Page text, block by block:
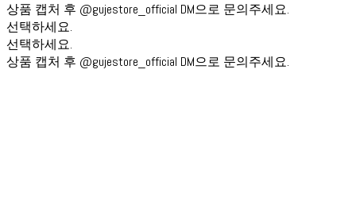
상품 캡처 후 @gujestore_official DM으로 문의주세요.
선택하세요.
선택하세요.
상품 캡처 후 @gujestore_official DM으로 문의주세요.